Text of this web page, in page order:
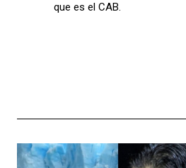
que es el CAB.